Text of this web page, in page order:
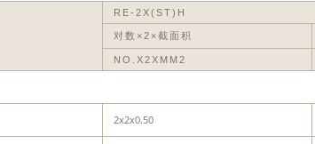
RE-2X(ST)H
对数×2×截面积
NO.X2XMM2
2x2x0.50